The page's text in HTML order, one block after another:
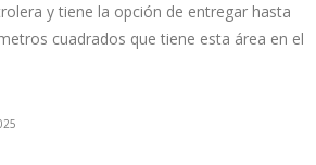
y tiene la opción de entregar hasta
cuadrados que tiene esta área en el